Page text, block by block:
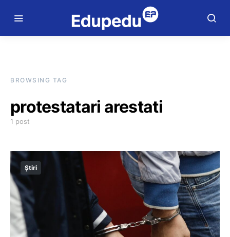
BROWSING TAG
protestatari arestati
1 post
Știri